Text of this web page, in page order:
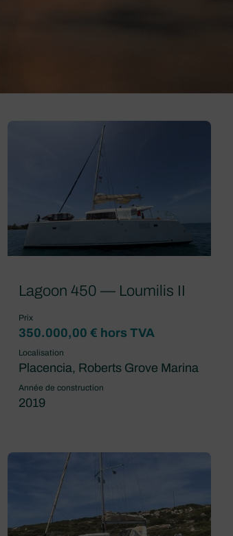
Lagoon 450 — Loumilis II
Prix
350.000,00 € hors TVA
Localisation
Placencia, Roberts Grove Marina
Année de construction
2019